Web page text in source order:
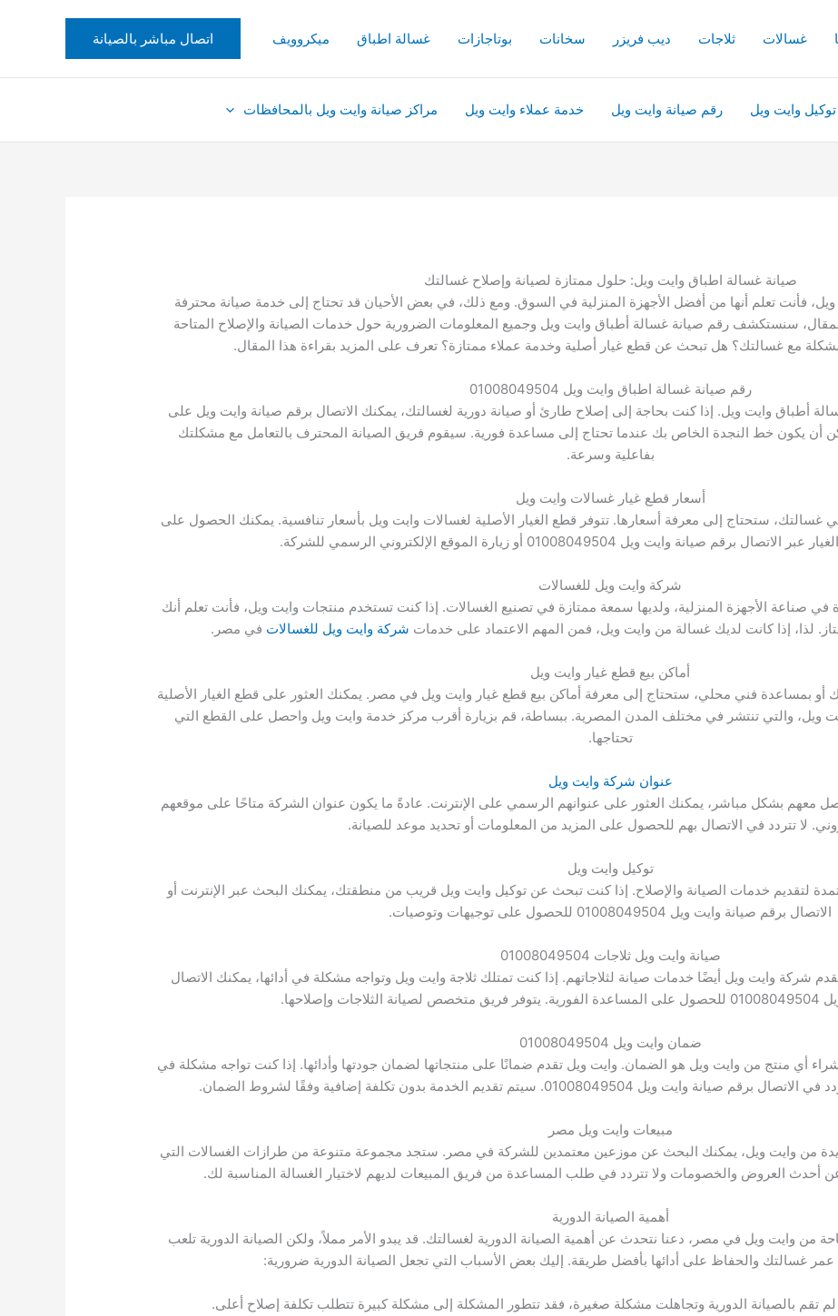
غسالات ثلاجات ديب فريزر سخانات بوتاجازات غسالة اطباق ميكروويف اتصال مباشر بالصيانة
توكيل وايت ويل رقم صيانة وايت ويل خدمة عملاء وايت ويل مراكز صيانة وايت ويل بالمحافظات
صيانة غسالة اطباق وايت ويل: حلول ممتازة لصيانة وإصلاح غسالتك
فأنت تعلم أنها من أفضل الأجهزة المنزلية في السوق. ومع ذلك، في بعض الأحيان قد تحتاج إلى خدمة صيانة محترفة
سنستكشف رقم صيانة غسالة أطباق وايت ويل وجميع المعلومات الضرورية حول خدمات الصيانة والإصلاح المتاحة
مع غسالتك؟ هل تبحث عن قطع غيار أصلية وخدمة عملاء ممتازة؟ تعرف على المزيد بقراءة هذا المقال.
رقم صيانة غسالة اطباق وايت ويل 01008049504
أطباق وايت ويل. إذا كنت بحاجة إلى إصلاح طارئ أو صيانة دورية لغسالتك، يمكنك الاتصال برقم صيانة وايت ويل على
هذا الرقم يمكن أن يكون خط النجدة الخاص بك عندما تحتاج إلى مساعدة فورية. سيقوم فريق الصيانة المحترف بالتعامل مع مشكلتك
بفاعلية وسرعة.
أسعار قطع غيار غسالات وايت ويل
غسالتك، ستحتاج إلى معرفة أسعارها. تتوفر قطع الغيار الأصلية لغسالات وايت ويل بأسعار تنافسية. يمكنك الحصول على
صيانة وايت ويل 01008049504 أو زيارة الموقع الإلكتروني الرسمي للشركة.
شركة وايت ويل للغسالات
صناعة الأجهزة المنزلية، ولديها سمعة ممتازة في تصنيع الغسالات. إذا كنت تستخدم منتجات وايت ويل، فأنت تعلم أنك
لذا، إذا كانت لديك غسالة من وايت ويل، فمن المهم الاعتماد على خدمات شركة وايت ويل للغسالات في مصر.
أماكن بيع قطع غيار وايت ويل
أو بمساعدة فني محلي، ستحتاج إلى معرفة أماكن بيع قطع غيار وايت ويل في مصر. يمكنك العثور على قطع الغيار الأصلية
ويل، والتي تنتشر في مختلف المدن المصرية. ببساطة، قم بزيارة أقرب مركز خدمة وايت ويل واحصل على القطع التي
تحتاجها.
عنوان شركة وايت ويل
معهم بشكل مباشر، يمكنك العثور على عنوانهم الرسمي على الإنترنت. عادةً ما يكون عنوان الشركة متاحًا على موقعهم
لا تتردد في الاتصال بهم للحصول على المزيد من المعلومات أو تحديد موعد للصيانة.
توكيل وايت ويل
لتقديم خدمات الصيانة والإصلاح. إذا كنت تبحث عن توكيل وايت ويل قريب من منطقتك، يمكنك البحث عبر الإنترنت أو
الاتصال برقم صيانة وايت ويل 01008049504 للحصول على توجيهات وتوصيات.
صيانة وايت ويل ثلاجات 01008049504
شركة وايت ويل أيضًا خدمات صيانة لثلاجاتهم. إذا كنت تمتلك ثلاجة وايت ويل وتواجه مشكلة في أدائها، يمكنك الاتصال
وإصلاحها.
ضمان وايت ويل 01008049504
أي منتج من وايت ويل هو الضمان. وايت ويل تقدم ضمانًا على منتجاتها لضمان جودتها وأدائها. إذا كنت تواجه مشكلة في
سيتم تقديم الخدمة بدون تكلفة إضافية وفقًا لشروط الضمان.
مبيعات وايت ويل مصر
من وايت ويل، يمكنك البحث عن موزعين معتمدين للشركة في مصر. ستجد مجموعة متنوعة من طرازات الغسالات التي
أحدث العروض والخصومات ولا تتردد في طلب المساعدة من فريق المبيعات لديهم لاختيار الغسالة المناسبة لك.
أهمية الصيانة الدورية
من وايت ويل في مصر، دعنا نتحدث عن أهمية الصيانة الدورية لغسالتك. قد يبدو الأمر مملاً، ولكن الصيانة الدورية تلعب
غسالتك والحفاظ على أدائها بأفضل طريقة. إليك بعض الأسباب التي تجعل الصيانة الدورية ضرورية:
لم تقم بالصيانة الدورية وتجاهلت مشكلة صغيرة، فقد تتطور المشكلة إلى مشكلة كبيرة تتطلب تكلفة إصلاح أعلى.